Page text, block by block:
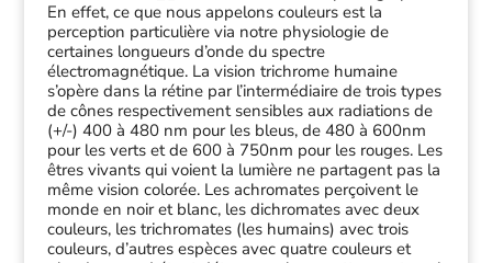
En effet, ce que nous appelons couleurs est la
perception particulière via notre physiologie de
certaines longueurs d’onde du spectre
électromagnétique. La vision trichrome humaine
s’opère dans la rétine par l’intermédiaire de trois types
de cônes respectivement sensibles aux radiations de
(+/-) 400 à 480 nm pour les bleus, de 480 à 600nm
pour les verts et de 600 à 750nm pour les rouges. Les
êtres vivants qui voient la lumière ne partagent pas la
même vision colorée. Les achromates perçoivent le
monde en noir et blanc, les dichromates avec deux
couleurs, les trichromates (les humains) avec trois
couleurs, d’autres espèces avec quatre couleurs et